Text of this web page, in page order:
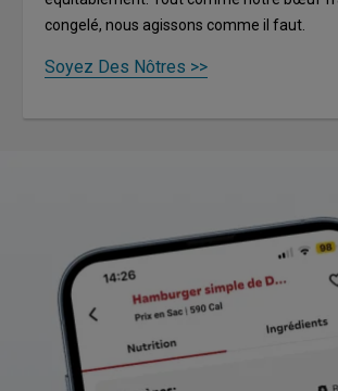
congelé, nous agissons comme il faut.
Soyez Des Nôtres >>